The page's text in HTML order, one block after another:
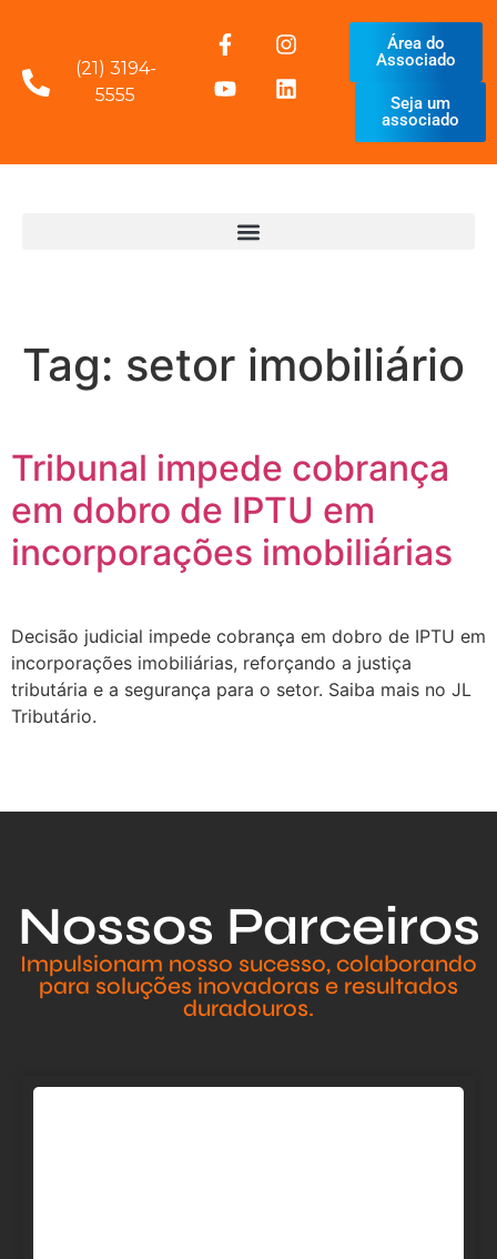
(21) 3194-
5555
Área do
Associado
Seja um
associado
Tag: setor imobiliário
Tribunal impede cobrança
em dobro de IPTU em
incorporações imobiliárias
Decisão judicial impede cobrança em dobro de IPTU em
incorporações imobiliárias, reforçando a justiça
tributária e a segurança para o setor. Saiba mais no JL
Tributário.
Nossos Parceiros
Impulsionam nosso sucesso, colaborando
para soluções inovadoras e resultados
duradouros.